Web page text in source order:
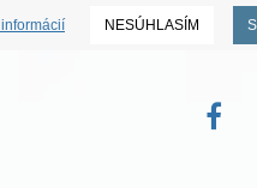
NESÚHLASÍM